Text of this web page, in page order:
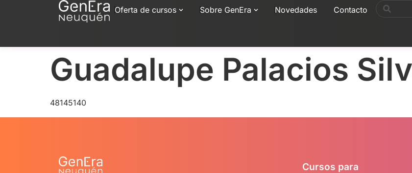
Oferta de cursos Sobre GenEra Novedades Contacto
Guadalupe Palacios
48145140
Cursos para